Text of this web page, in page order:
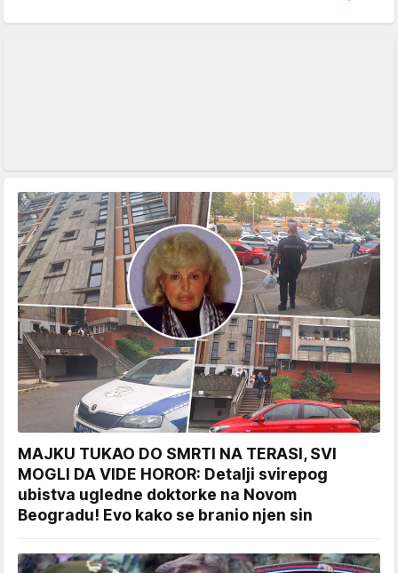
MAJKU TUKAO DO SMRTI NA TERASI, SVI
MOGLI DA VIDE HOROR: Detalji svirepog
ubistva ugledne doktorke na Novom
Beogradu! Evo kako se branio njen sin